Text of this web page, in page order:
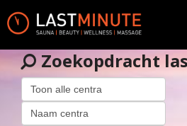
Zoekopdracht